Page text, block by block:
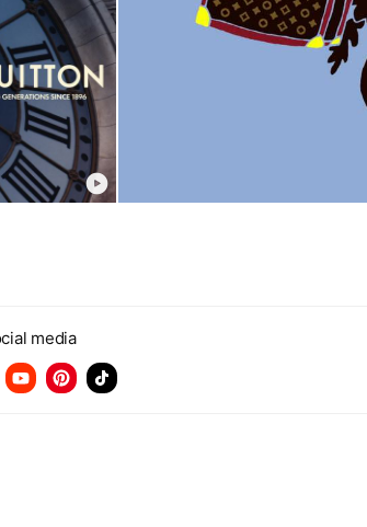
media